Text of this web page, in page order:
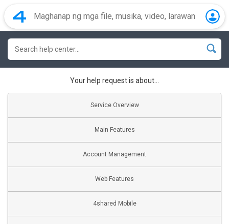
Your help request is about...
Service Overview
Main Features
Account Management
Web Features
4shared Mobile